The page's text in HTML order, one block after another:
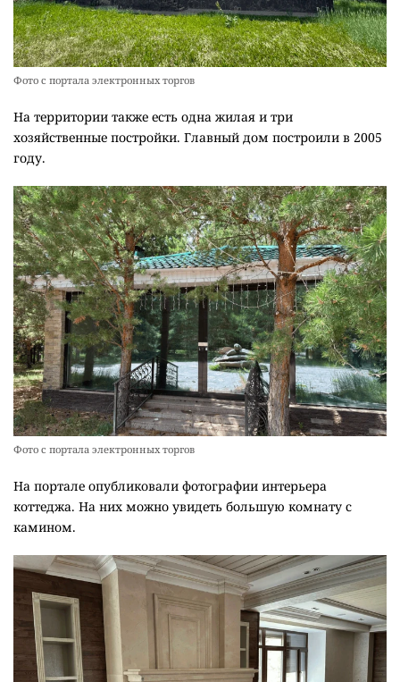
Фото с портала электронных торгов
На территории также есть одна жилая и три
хозяйственные постройки. Главный дом построили в 2005
году.
Фото с портала электронных торгов
На портале опубликовали фотографии интерьера
коттеджа. На них можно увидеть большую комнату с
камином.